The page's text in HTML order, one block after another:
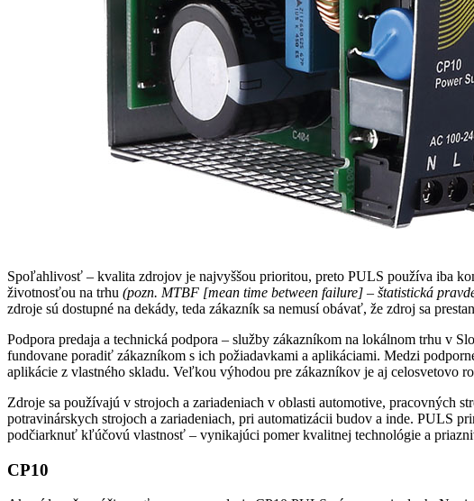
Spoľahlivosť – kvalita zdrojov je najvyššou prioritou, preto PULS používa iba
životnosťou na trhu (pozn. MTBF [mean time between failure] – štatistická
zdroje sú dostupné na dekády, teda zákazník sa nemusí obávať, že zdroj sa
Podpora predaja a technická podpora – služby zákazníkom na lokálnom trhu v
fundovane poradiť zákazníkom s ich požiadavkami a aplikáciami. Medzi
aplikácie z vlastného skladu. Veľkou výhodou pre zákazníkov je aj celosvetovo
Zdroje sa používajú v strojoch a zariadeniach v oblasti automotive, pracovných
potravinárskych strojoch a zariadeniach, pri automatizácii budov a inde. PULS
podčiarknuť kľúčovú vlastnosť – vynikajúci pomer kvalitnej technológie a
CP10